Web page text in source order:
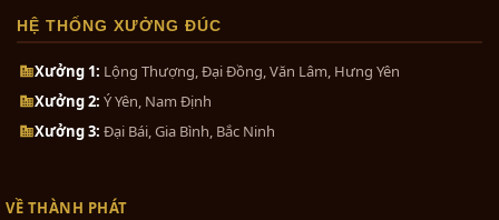
m, tranh phù hợp treo trong phòng khách,
phòng làm việc hay sảnh công ty. Quý vị
cũng có thể lựa chọntranh đồng Sen Hạc
" Như Ý Cát Tường"
bạn bè, người thân hay sếp của mình.
Bộ đồ thờ cúng bằng đồng tam
0₫
HỆ THỐNG XƯỞNG ĐÚC
Xưởng 1: Lộng Thượng, Đại Đồng, Văn Lâm, Hưng Yên
Xưởng 2: Ý Yên, Nam Định
Xưởng 3: Đại Bái, Gia Bình, Bắc Ninh
VỀ THÀNH PHÁT